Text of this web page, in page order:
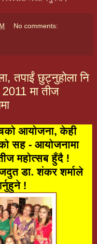
No comments:
तपाईं छुट्नुहोला नि
मा तीज
आयोजना, केही
सह- आयोजनामा
महोत्सब हुँदै !
डा. शंकर शर्माले
!